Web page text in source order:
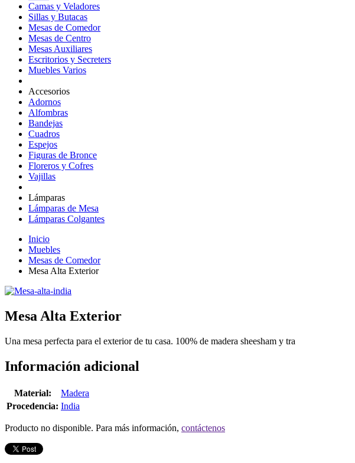
Camas y Veladores
Sillas y Butacas
Mesas de Comedor
Mesas de Centro
Mesas Auxiliares
Escritorios y Secreters
Muebles Varios
Accesorios
Adornos
Alfombras
Bandejas
Cuadros
Espejos
Figuras de Bronce
Floreros y Cofres
Vajillas
Lámparas
Lámparas de Mesa
Lámparas Colgantes
Inicio
Muebles
Mesas de Comedor
Mesa Alta Exterior
Mesa Alta Exterior
Una mesa perfecta para el exterior de tu casa. 100% de madera sheesham y tra
Información adicional
Material:
Madera
Procedencia: India
Producto no disponible. Para más información, contáctenos